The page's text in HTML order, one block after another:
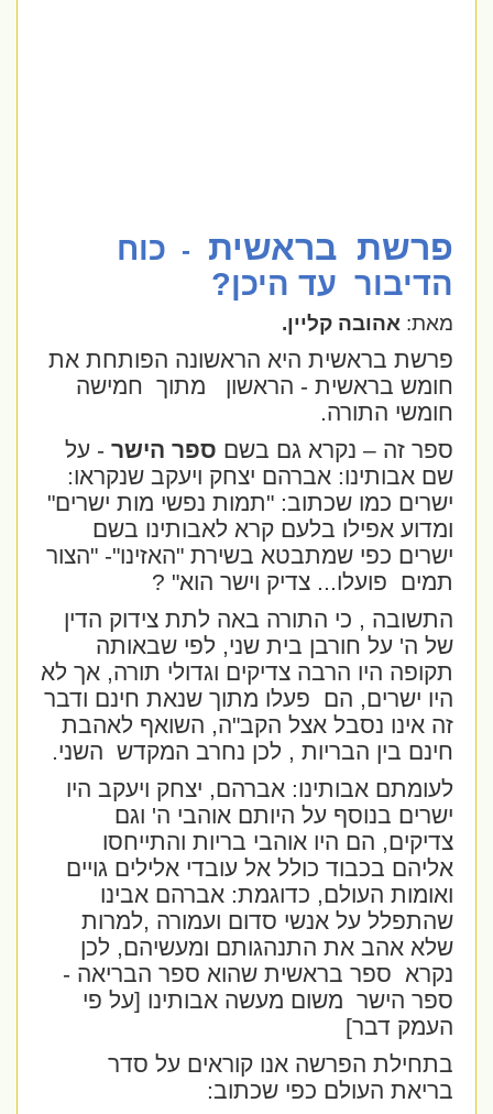
פרשת בראשית
כוח
הדיבור
עד היכן?
מאת:אהובה קליין.
פרשת בראשית היא הראשונה הפותחת את
חומש בראשית - הראשון
מתוך חמישה
חומשי התורה.
ספר זה – נקרא גם בשםספר הישר- על
שם אבותינו: אברהם יצחק ויעקב שנקראו:
ישרים כמו שכתוב: "תמות נפשי מות ישרים"
ומדוע אפילו בלעם קרא לאבותינו בשם
ישרים כפי שמתבטא בשירת "האזינו"- "הצור
תמים פועלו... צדיק וישר הוא" ?
התשובה , כי התורה באה לתת צידוק הדין
של ה' על חורבן בית שני, לפי שבאותה
תקופה היו הרבה צדיקים וגדולי תורה, אך לא
היו ישרים, הם פעלו מתוך שנאת חינם ודבר
זה אינו נסבל אצל הקב"ה, השואף לאהבת
חינם בין הבריות , לכן נחרב המקדש השני.
לעומתם אבותינו: אברהם, יצחק ויעקב היו
ישרים בנוסף על היותם אוהבי ה' וגם
צדיקים, הם היו אוהבי בריות והתייחסו
אליהם בכבוד כולל אל עובדי אלילים גויים
ואומות העולם, כדוגמת: אברהם אבינו
שהתפלל על אנשי סדום ועמורה ,למרות
שלא אהב את התנהגותם ומעשיהם, לכן
נקרא ספר בראשית שהוא ספר הבריאה -
ספר הישר משום מעשה אבותינו [על פי
העמק דבר]
בתחילת הפרשה אנו קוראים על סדר
בריאת העולם כפי שכתוב: